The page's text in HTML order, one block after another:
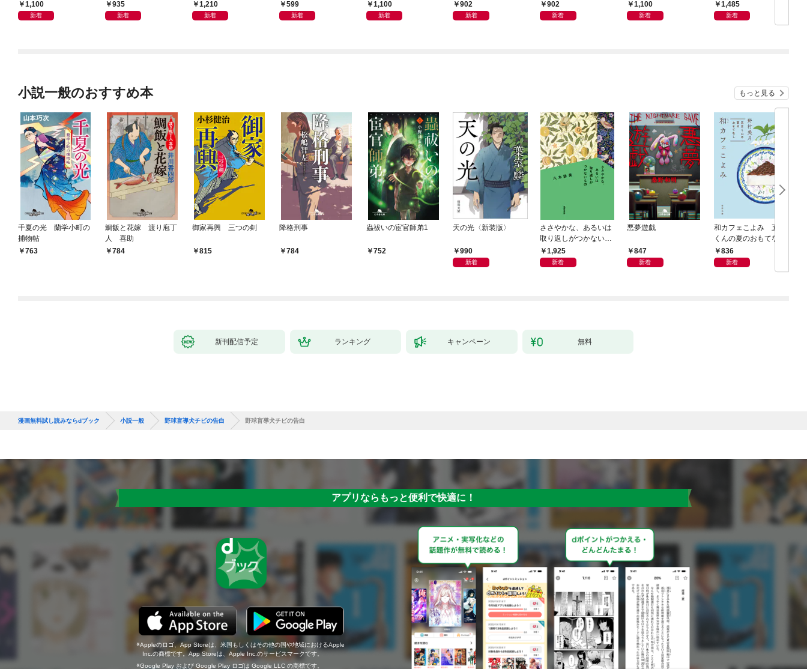
1,100
新着
もに 新装版
935
新着
1,210
新着
599
新着
1,100
新着
902
新着
902
新着
1,100
新着
1,485
新着
小説一般のおすすめ本 もっと見る
千夏の光 蘭学小町の
捕物帖
763
鯛飯と花嫁 渡り庖丁
人 喜助
784
御家再興 三つの剣
815
降格刑事
784
蟲祓いの宦官師弟1
752
天の光〈新装版〉
990
新着
ささやかな、あるいは
取り返しがつかないも
の1,925
新着
悪夢遊戯
847
新着
和カフェこよみ 五月
くんの夏のおもてなし
836
新着
新刊配信予定 ランキング キャンペーン 無料
漫画無料試し読みならdブック 小説一般 野球盲導犬チビの告白 野球盲導犬チビの告白
アプリならもっと便利で快適に！
Appleのロゴ、App Storeは、米国もしくはその他の国や地域におけるApple
Inc.の商標です。App Storeは、Apple Inc.のサービスマークです。
Google Play および Google Play ロゴは Google LLC の商標です。